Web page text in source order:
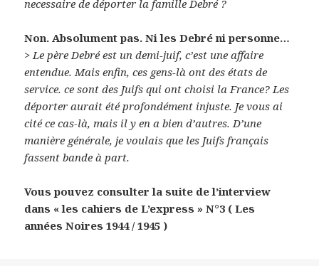
necessaire de déporter la famille Debré ?
Non. Absolument pas. Ni les Debré ni personne…
> Le père Debré est un demi-juif, c’est une affaire
entendue. Mais enfin, ces gens-là ont des états de
service. ce sont des Juifs qui ont choisi la France? Les
déporter aurait été profondément injuste. Je vous ai
cité ce cas-là, mais il y en a bien d’autres. D’une
manière générale, je voulais que les Juifs français
fassent bande à part.
Vous pouvez consulter la suite de l’interview
dans « les cahiers de L’express » N°3 ( Les
années Noires 1944 / 1945 )